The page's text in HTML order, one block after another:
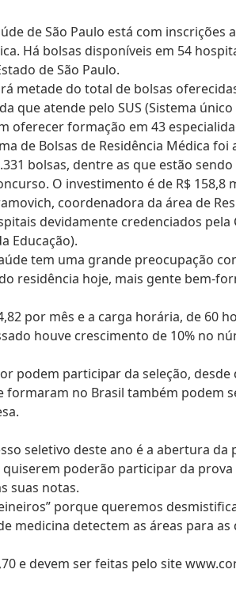
de São Paulo está com
Há bolsas disponíveis em 54
de São Paulo.
metade do total de bolsas
que atende pelo SUS (Sistema
oferecer formação em 43
de Bolsas de Residência Médica
bolsas, dentre as que estão
O investimento é de R$ 158,8
coordenadora da área de
devidamente credenciados pela
Educação).
tem uma grande preocupação
residência hoje, mais gente bem-
por mês e a carga horária, de 60
houve crescimento de 10% no
podem participar da seleção, desde
formaram no Brasil também podem
seletivo deste ano é a abertura da
poderão participar da
suas notas.
porque queremos
medicina detectem as áreas para as
e devem ser feitas pelo site